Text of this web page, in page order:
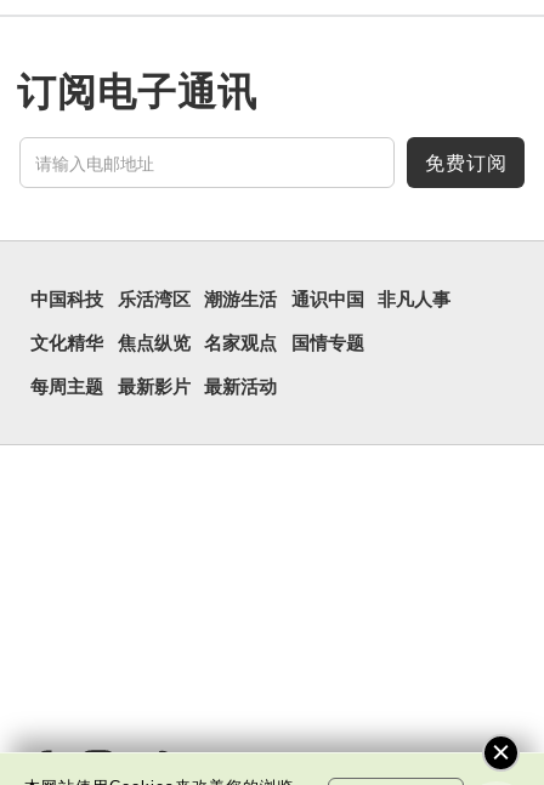
订阅电子通讯
免费订阅
中国科技 乐活湾区 潮游生活 通识中国 非凡人事
文化精华 焦点纵览 名家观点 国情专题
每周主题 最新影片 最新活动